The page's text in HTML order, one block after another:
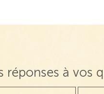
réponses à vos